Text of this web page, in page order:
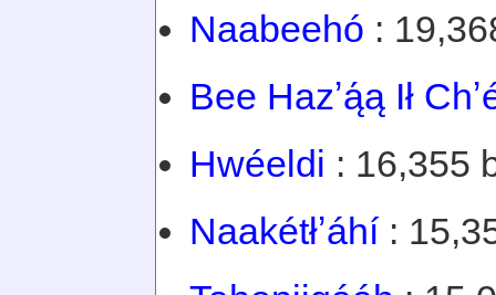
Naabeehó :
Bee Hazʼą́ą Ił
Hwéeldi : 16,355
Naakétłʼáhí: